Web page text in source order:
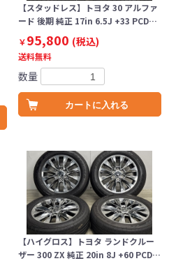
【スタッドレス】トヨタ 30 アルファ
ード 後期 純正 17in 6.5J +33 PCD…
￥95,800 (税込)
送料無料
数量
カートに入れる
【ハイグロス】トヨタ ランドクルー
ザー 300 ZX 純正 20in 8J +60 PCD…